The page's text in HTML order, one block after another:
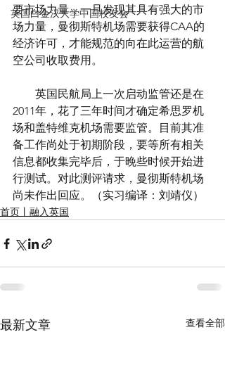
英国白金汉大学中国校友会
要市场力量，一旦发现其具有强大的市
场力量，曼彻斯特机场需要获得CAA的
经济许可，才能规范的向在此运营的航
空公司收取费用。
2011年，花了三年时间才确定希思罗机
场和盖特维克机场需要监管。目前其准
备工作尚处于初期阶段，要等所有相关
信息都收集完毕后，于晚些时候开始进
行测试。对此测评请求，曼彻斯特机场
尚未作出回应。（实习编译：刘靖仪）
首页丨融入英国
最新文章 查看全部